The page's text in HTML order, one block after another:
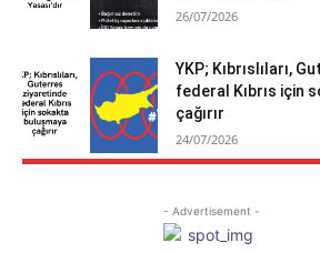
26/07/2026
YKP; Kıbrıslıları,
federal Kıbrıs için
çağırır
24/07/2026
- Advertisement -